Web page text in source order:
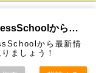
ル
動
お問い合
わせ
★熱海風
水＆グリ
プライバ
カール経営塾CarlBusinessSchoolから通知を受け取る
から最新情
ましょう！